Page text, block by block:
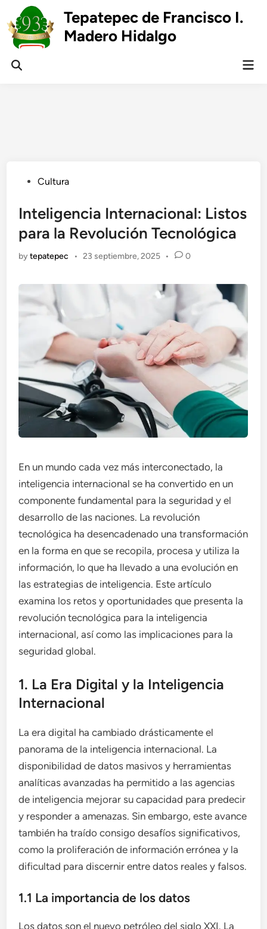
to
content
Tepatepec de Francisco I.
Madero Hidalgo
Open
PostedCultura
Inteligencia Internacional: Listos
para la Revolución Tecnológica
bytepatepec • 23 septiembre, 2025 • 0
En un mundo cada vez más interconectado, la
inteligencia internacional se ha convertido en un
componente fundamental para la seguridad y el
desarrollo de las naciones. La revolución
tecnológica ha desencadenado una transformación
en la forma en que se recopila, procesa y utiliza la
información, lo que ha llevado a una evolución en
las estrategias de inteligencia. Este artículo
examina los retos y oportunidades que presenta la
revolución tecnológica para la inteligencia
internacional, así como las implicaciones para la
seguridad global.
1. La Era Digital y la Inteligencia
Internacional
La era digital ha cambiado drásticamente el
panorama de la inteligencia internacional. La
disponibilidad de datos masivos y herramientas
analíticas avanzadas ha permitido a las agencias
de inteligencia mejorar su capacidad para predecir
y responder a amenazas. Sin embargo, este avance
también ha traído consigo desafíos significativos,
como la proliferación de información errónea y la
dificultad para discernir entre datos reales y falsos.
1.1 La importancia de los datos
Los datos son el nuevo petróleo del siglo XXI. La